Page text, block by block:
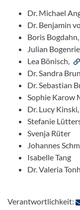
Dr. Michael
Dr. Benjamin
Boris Bogdahn,
Julian
Lea Bönisch,
Dr. Sandra
Dr. Sebastian
Sophie Karow
Dr. Lucy Kinski,
Stefanie
Svenja Rüter
Johannes
Isabelle Tang
Dr. Valeria
Verantwortlichkeit: